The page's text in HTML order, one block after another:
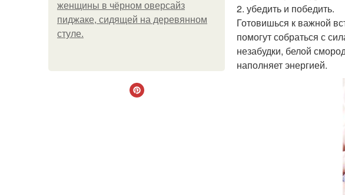
женщины в чёрном оверсайз
пиджаке, сидящей на деревянном
стуле.
2. убедить и победить.
Готовишься к важной
помогут собраться с
незабудки, белой
наполняет энергией.